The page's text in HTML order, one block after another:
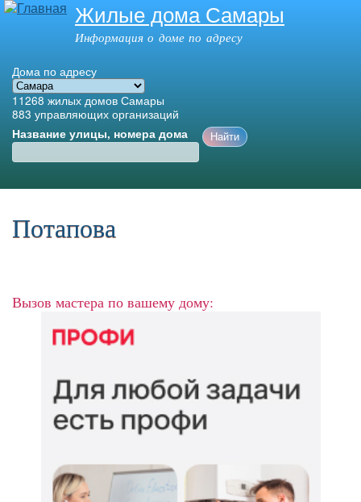
Перейти к
основному
Жилые дома Самары
Информация о доме по адресу
Дома по адресу
11268 жилых домов Самары
883 управляющих организаций
Название улицы, номера дома
Потапова
Вызов мастера по вашему дому: